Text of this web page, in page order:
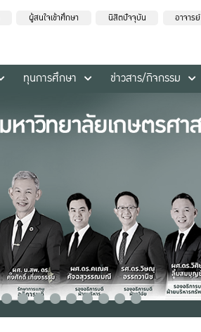
ผู้สนใจเข้าศึกษา นิสิตปัจจุบัน อาจารย์
ทุนการศึกษา ข่าวสาร/กิจกรรม